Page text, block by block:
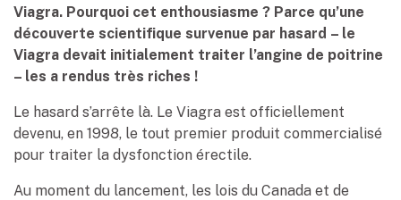
Viagra. Pourquoi cet enthousiasme ? Parce qu’une
découverte scientifique survenue par hasard – le
Viagra devait initialement traiter l’angine de poitrine
– les a rendus très riches !
Le hasard s’arrête là. Le Viagra est officiellement
devenu, en 1998, le tout premier produit commercialisé
pour traiter la dysfonction érectile.
Au moment du lancement, les lois du Canada et de